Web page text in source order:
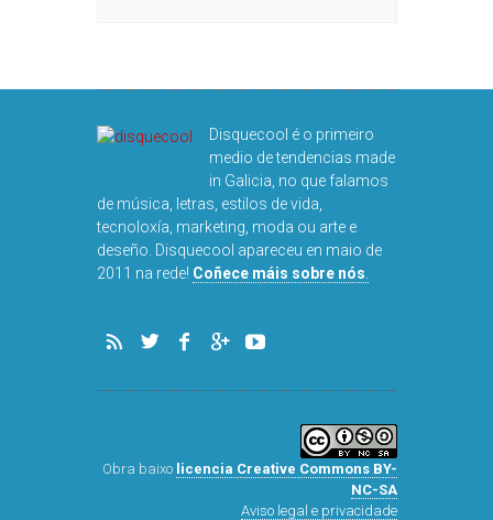
Disquecool é o primeiro
medio de tendencias made
in Galicia, no que falamos
de música, letras, estilos de vida,
tecnoloxía, marketing, moda ou arte e
deseño. Disquecool apareceu en maio de
2011 na rede! Coñece máis sobre nós
Obra baixo licencia Creative Commons BY-
NC-SA
Aviso legal e privacidade